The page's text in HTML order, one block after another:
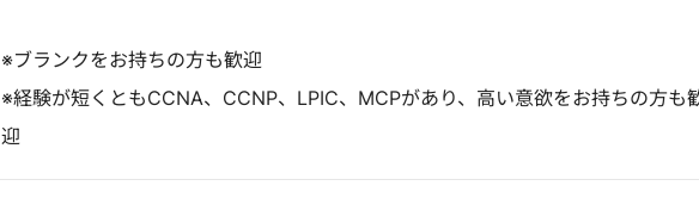
※ブランクをお持ちの方も歓迎
※経験が短くともCCNA、CCNP、LPIC、MCPがあり、高い意欲をお持ちの方も
迎